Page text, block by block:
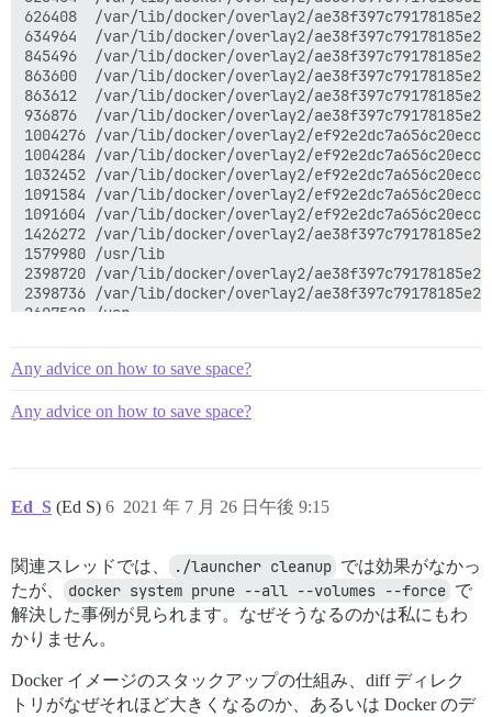
626408  /var/lib/docker/overlay2/
634964  /var/lib/docker/overlay2/
845496  /var/lib/docker/overlay2/
863600  /var/lib/docker/overlay2/
863612  /var/lib/docker/overlay2/
936876  /var/lib/docker/overlay2/
1004276 /var/lib/docker/overlay2/
1004284 /var/lib/docker/overlay2/
1032452 /var/lib/docker/overlay2/
1091584 /var/lib/docker/overlay2/
1091604 /var/lib/docker/overlay2/
1426272 /var/lib/docker/overlay2/
1579980 /usr/lib
2398720 /var/lib/docker/overlay2/
2398736 /var/lib/docker/overlay2/
2607528 /usr
4816636 /var/lib
Any advice on how to save space?
Any advice on how to save space?
Ed_S (Ed S) 2021 年 7 月 26 日午後 9:15
6
関連スレッドでは、 ./launcher cleanup では効果がなかっ
たが、
docker system prune --all --volumes --force で
解決した事例が見られます。なぜそうなるのかは私にもわ
かりません。
Docker イメージのスタックアップの仕組み、diff ディレク
トリがなぜそれほど大きくなるのか、あるいは Docker のデ